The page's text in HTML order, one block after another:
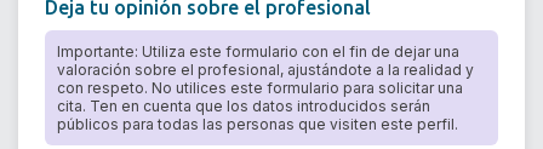
Deja tu opinión sobre el profesional
Importante: Utiliza este formulario con el fin de dejar una
valoración sobre el profesional, ajustándote a la realidad y
con respeto. No utilices este formulario para solicitar una
cita. Ten en cuenta que los datos introducidos serán
públicos para todas las personas que visiten este perfil.